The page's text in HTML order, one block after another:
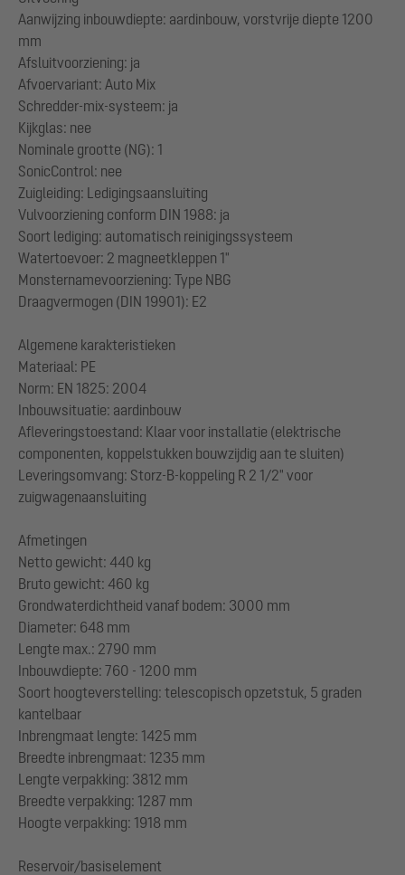
Aanwijzing inbouwdiepte: aardinbouw, vorstvrije diepte 1200
mm
Afsluitvoorziening: ja
Afvoervariant: Auto Mix
Schredder-mix-systeem: ja
Kijkglas: nee
Nominale grootte (NG): 1
SonicControl: nee
Zuigleiding: Ledigingsaansluiting
Vulvoorziening conform DIN 1988: ja
Soort lediging: automatisch reinigingssysteem
Watertoevoer: 2 magneetkleppen 1"
Monsternamevoorziening: Type NBG
Draagvermogen (DIN 19901): E2
Algemene karakteristieken
Materiaal: PE
Norm: EN 1825: 2004
Inbouwsituatie: aardinbouw
Afleveringstoestand: Klaar voor installatie (elektrische
componenten, koppelstukken bouwzijdig aan te sluiten)
Leveringsomvang: Storz-B-koppeling R 2 1/2" voor
zuigwagenaansluiting
Afmetingen
Netto gewicht: 440 kg
Bruto gewicht: 460 kg
Grondwaterdichtheid vanaf bodem: 3000 mm
Diameter: 648 mm
Lengte max.: 2790 mm
Inbouwdiepte: 760 - 1200 mm
Soort hoogteverstelling: telescopisch opzetstuk, 5 graden
kantelbaar
Inbrengmaat lengte: 1425 mm
Breedte inbrengmaat: 1235 mm
Lengte verpakking: 3812 mm
Breedte verpakking: 1287 mm
Hoogte verpakking: 1918 mm
Reservoir/basiselement